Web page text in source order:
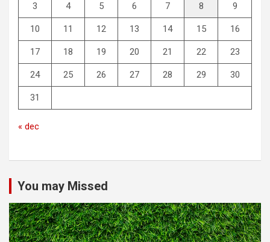
3 4 5 6 7 8 9
10 11 12 13 14 15 16
17 18 19 20 21 22 23
24 25 26 27 28 29 30
31
« dec
You may Missed